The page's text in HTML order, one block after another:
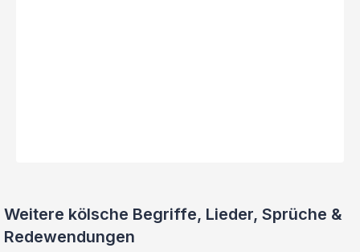
Weitere kölsche Begriffe, Lieder, Sprüche &
Redewendungen